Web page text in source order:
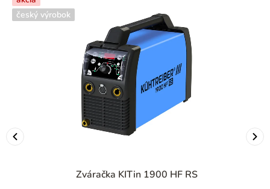
český výrobok
Zváračka KITin 1900 HF RS